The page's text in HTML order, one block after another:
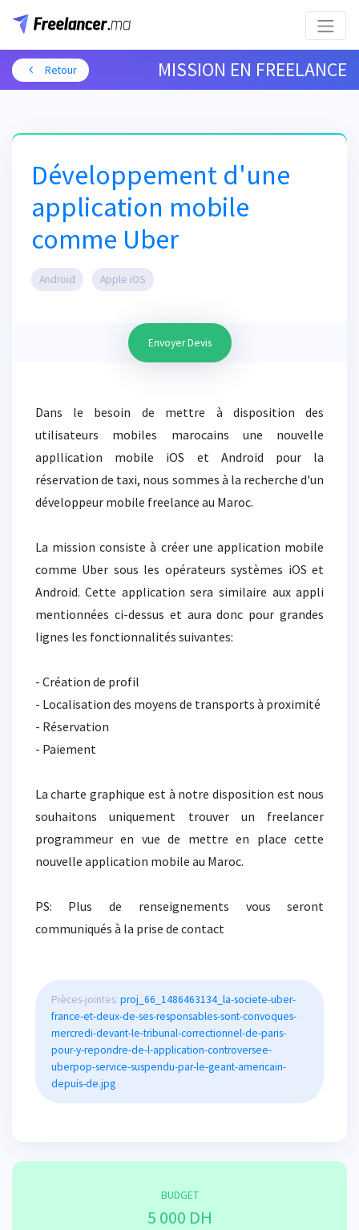
Retour MISSION EN FREELANCE
Développement d'une
application mobile
comme Uber
Android Apple iOS
Envoyer Devis
Dans le besoin de mettre à disposition des
utilisateurs mobiles marocains une nouvelle
appllication mobile iOS et Android pour la
réservation de taxi, nous sommes à la recherche d'un
développeur mobile freelance au Maroc.
La mission consiste à créer une application mobile
comme Uber sous les opérateurs systèmes iOS et
Android. Cette application sera similaire aux appli
mentionnées ci-dessus et aura donc pour grandes
lignes les fonctionnalités suivantes:
- Création de profil
- Localisation des moyens de transports à proximité
- Réservation
- Paiement
La charte graphique est à notre disposition est nous
souhaitons uniquement trouver un freelancer
programmeur en vue de mettre en place cette
nouvelle application mobile au Maroc.
PS: Plus de renseignements vous seront
communiqués à la prise de contact
Pièces-jointes: proj_66_1486463134_la-societe-uber-
france-et-deux-de-ses-responsables-sont-convoques-
mercredi-devant-le-tribunal-correctionnel-de-paris-
pour-y-repondre-de-l-application-controversee-
uberpop-service-suspendu-par-le-geant-americain-
depuis-de.jpg
BUDGET
5 000 DH